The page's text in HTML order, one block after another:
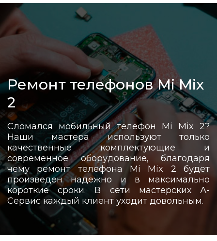
Ремонт телефонов Mi Mix
2
Сломался мобильный телефон Mi Mix 2?
Наши мастера используют только
качественные комплектующие и
современное оборудование, благодаря
чему ремонт телефона Mi Mix 2 будет
произведен надежно и в максимально
короткие сроки. В сети мастерских А-
Сервис каждый клиент уходит довольным.